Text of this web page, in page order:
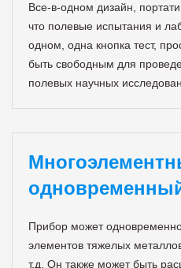
Все-в-одном дизайн,
что полевые испытания и
одном, одна кнопка тест,
быть свободным для
полевых научных
Прибор может
элементов тяжелых
т.д. Он также может быть